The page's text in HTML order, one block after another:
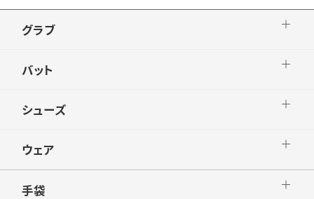
【高い耐久性】
ゴムのような弾性のある「樹脂」であることか
雨にも強いため、雨の日の練習や試合後のケア
はもちろんのこと、アルコール消毒も可能。
チーム内で共同で使うバットへの使用なども心
グラブ
バット
シューズ
ウェア
手袋